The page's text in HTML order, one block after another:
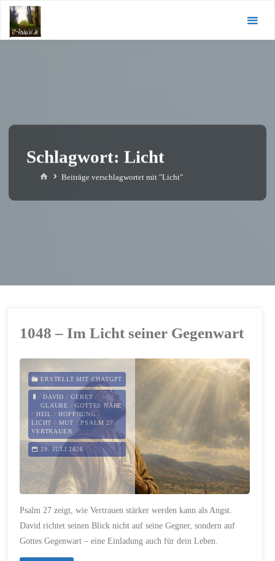
Zum
Inhalt
springen
Schlagwort:Licht
StartBeiträge verschlagwortet mit "Licht"
1048 – Im Licht seiner Gegenwart
ERSTELLT MIT CHATGPT
DAVID /GEBET /
GLAUBE /GOTTES NÄHE
/ HEIL /HOFFNUNG /
LICHT / MUT /PSALM 27/
VERTRAUEN
29. JULI 2026
Psalm 27 zeigt, wie Vertrauen stärker werden kann als Angst.
David richtet seinen Blick nicht auf seine Gegner, sondern auf
Gottes Gegenwart – eine Einladung auch für dein Leben.